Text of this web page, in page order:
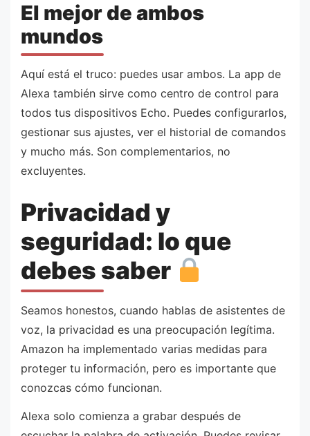
El mejor de ambos
mundos
Aquí está el truco: puedes usar ambos. La app de
Alexa también sirve como centro de control para
todos tus dispositivos Echo. Puedes configurarlos,
gestionar sus ajustes, ver el historial de comandos
y mucho más. Son complementarios, no
excluyentes.
Privacidad y
seguridad: lo que
debes saber
Seamos honestos, cuando hablas de asistentes de
voz, la privacidad es una preocupación legítima.
Amazon ha implementado varias medidas para
proteger tu información, pero es importante que
conozcas cómo funcionan.
Alexa solo comienza a grabar después de